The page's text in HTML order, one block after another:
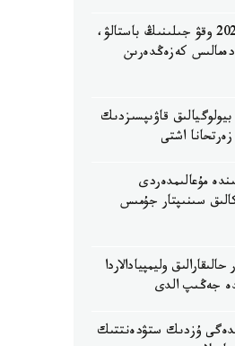
مينيسترلىك 2026-2027 وقۋ جىلىنىڭ باستالۋ،
دەمالىس كەزەڭدەرىن
قاۋىپسىزدىك
زەرتحانا اشتى
مەكتەبىندە مۇعالىمدەردى
سىنىپتار جۇمىس
وليمپيادالاردا
ۇزدىك ستۋدەنتتىك